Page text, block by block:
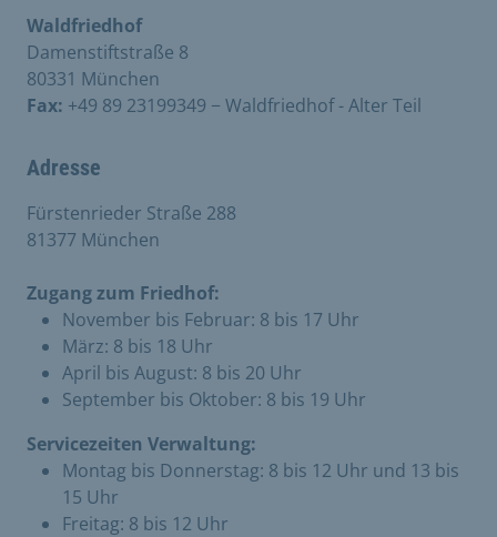
Waldfriedhof
Damenstiftstraße 8
80331 München
Fax: +49 89 23199349 − Waldfriedhof - Alter Teil
Adresse
Fürstenrieder Straße 288
81377 München
Zugang zum Friedhof:
November bis Februar: 8 bis 17 Uhr
März: 8 bis 18 Uhr
April bis August: 8 bis 20 Uhr
September bis Oktober: 8 bis 19 Uhr
Servicezeiten Verwaltung:
Montag bis Donnerstag: 8 bis 12 Uhr und 13 bis
15 Uhr
Freitag: 8 bis 12 Uhr